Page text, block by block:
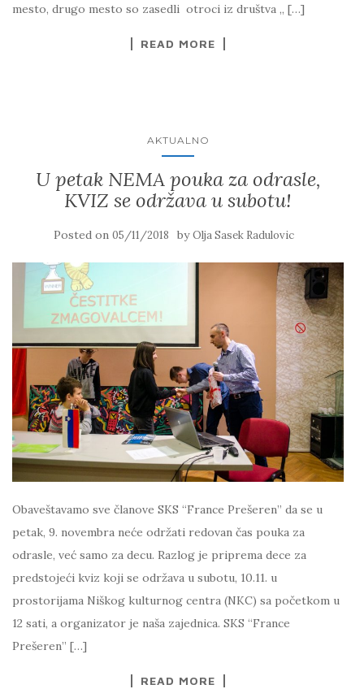
mesto, drugo mesto so zasedli otroci iz društva ,, […]
READ MORE
AKTUALNO
U petak NEMA pouka za odrasle,
KVIZ se održava u subotu!
Posted on 05/11/2018 byOlja Sasek Radulovic
Obaveštavamo sve članove SKS “France Prešeren” da se u
petak, 9. novembra neće održati redovan čas pouka za
odrasle, već samo za decu. Razlog je priprema dece za
predstojeći kviz koji se održava u subotu, 10.11. u
prostorijama Niškog kulturnog centra (NKC) sa početkom u
12 sati, a organizator je naša zajednica. SKS “France
Prešeren” […]
READ MORE